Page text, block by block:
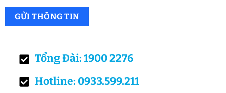
Tổng Đài: 1900 2276
Hotline: 0933.599.211